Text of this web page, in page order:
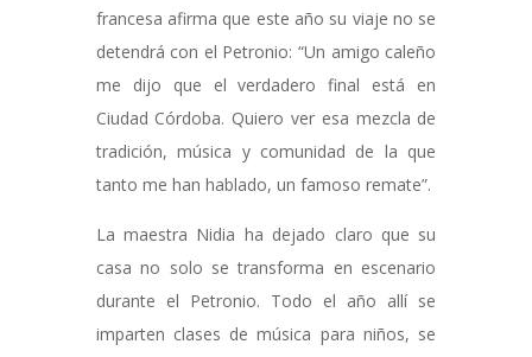
francesa afirma que este año su viaje no se
detendrá con el Petronio: “Un amigo caleño
me dijo que el verdadero final está en
Ciudad Córdoba. Quiero ver esa mezcla de
tradición, música y comunidad de la que
tanto me han hablado, un famoso remate”.
La maestra Nidia ha dejado claro que su
casa no solo se transforma en escenario
durante el Petronio. Todo el año allí se
imparten clases de música para niños, se